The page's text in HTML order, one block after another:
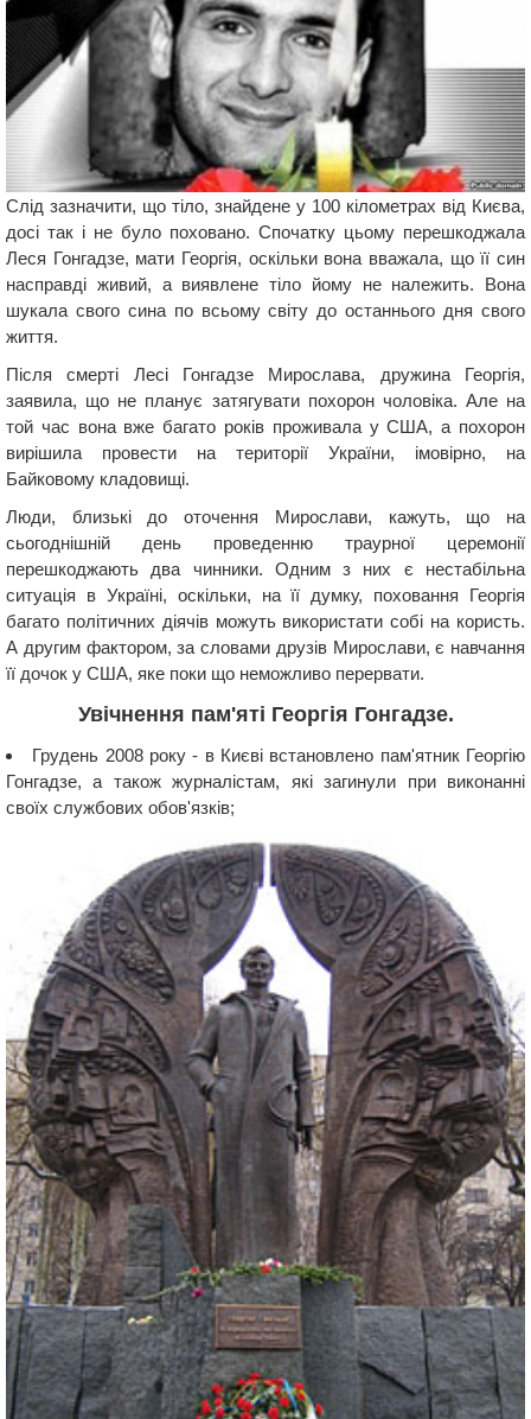
Слід зазначити, що тіло, знайдене у 100 кілометрах від Києва,
досі так і не було поховано. Спочатку цьому перешкоджала
Леся Гонгадзе, мати Георгія, оскільки вона вважала, що її син
насправді живий, а виявлене тіло йому не належить. Вона
шукала свого сина по всьому світу до останнього дня свого
життя.
Після смерті Лесі Гонгадзе Мирослава, дружина Георгія,
заявила, що не планує затягувати похорон чоловіка. Але на
той час вона вже багато років проживала у США, а похорон
вирішила провести на території України, імовірно, на
Байковому кладовищі.
Люди, близькі до оточення Мирослави, кажуть, що на
сьогоднішній день проведенню траурної церемонії
перешкоджають два чинники. Одним з них є нестабільна
ситуація в Україні, оскільки, на її думку, поховання Георгія
багато політичних діячів можуть використати собі на користь.
А другим фактором, за словами друзів Мирослави, є навчання
її дочок у США, яке поки що неможливо перервати.
Увічнення пам'яті Георгія Гонгадзе.
Грудень 2008 року - в Києві встановлено пам'ятник Георгію
Гонгадзе, а також журналістам, які загинули при виконанні
своїх службових обов'язків;